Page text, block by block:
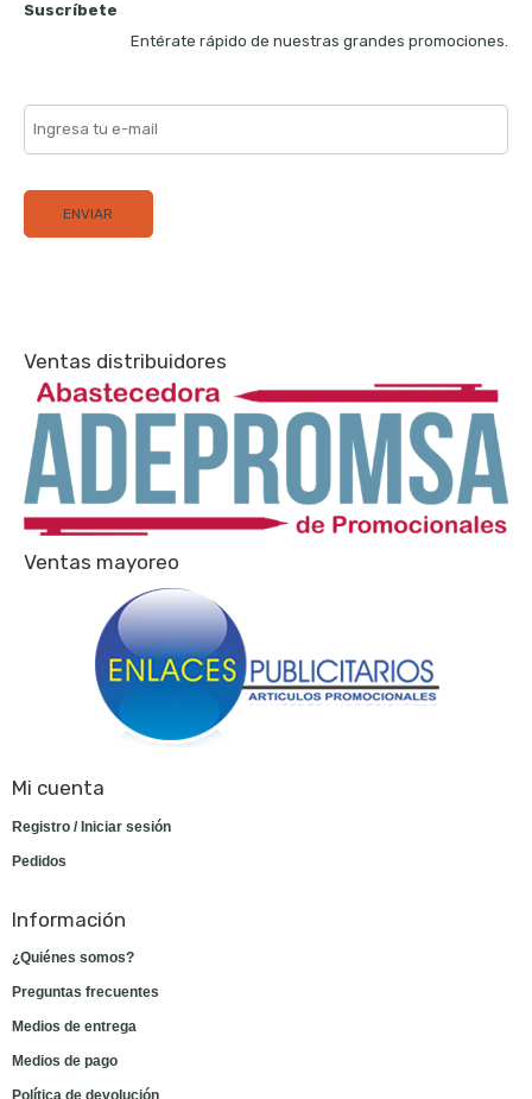
Suscríbete
Entérate rápido de nuestras grandes promociones.
Ventas distribuidores
Ventas mayoreo
Mi cuenta
Registro / Iniciar sesión
Pedidos
Información
¿Quiénes somos?
Preguntas frecuentes
Medios de entrega
Medios de pago